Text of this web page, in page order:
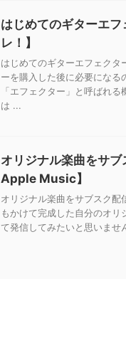
はじめてのギターエ
レ！】
はじめてのギターエフェクタ
ーを購入した後に必要にな
「エフェクター」と呼ばれ
は ...
オリジナル楽曲をサ
Apple Music】
オリジナル楽曲をサブスク
もかけて完成した自分のオ
て発信してみたいと思いませ